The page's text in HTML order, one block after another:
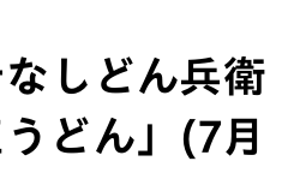
なしどん兵衛
どん」(7月